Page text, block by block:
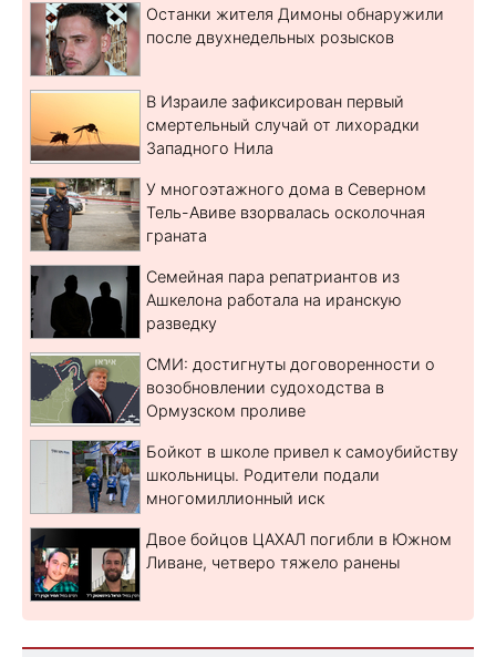
Останки жителя Димоны обнаружили
после двухнедельных розысков
В Израиле зафиксирован первый
смертельный случай от лихорадки
Западного Нила
У многоэтажного дома в Северном
Тель-Авиве взорвалась осколочная
граната
Семейная пара репатриантов из
Ашкелона работала на иранскую
разведку
СМИ: достигнуты договоренности о
возобновлении судоходства в
Ормузском проливе
Бойкот в школе привел к самоубийству
школьницы. Родители подали
многомиллионный иск
Двое бойцов ЦАХАЛ погибли в Южном
Ливане, четверо тяжело ранены